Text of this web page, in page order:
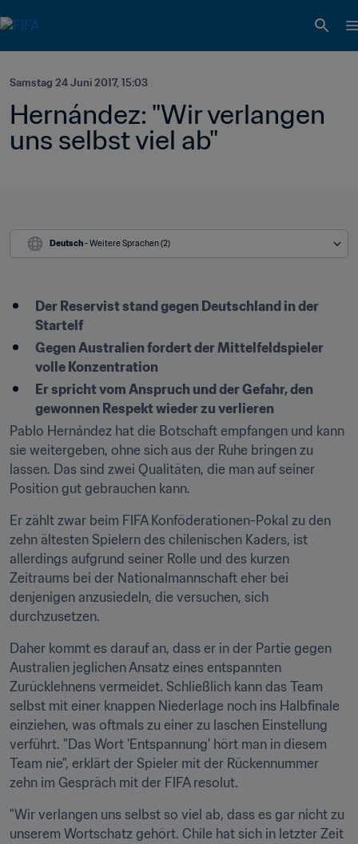
Samstag 24 Juni 2017, 15:03
Hernández: "Wir verlangen
uns selbst viel ab"
Deutsch - Weitere Sprachen (2)
Der Reservist stand gegen Deutschland in der
Startelf
Gegen Australien fordert der Mittelfeldspieler
volle Konzentration
Er spricht vom Anspruch und der Gefahr, den
gewonnen Respekt wieder zu verlieren
Pablo Hernández hat die Botschaft empfangen und kann
sie weitergeben, ohne sich aus der Ruhe bringen zu
lassen. Das sind zwei Qualitäten, die man auf seiner
Position gut gebrauchen kann.
Er zählt zwar beim FIFA Konföderationen-Pokal zu den
zehn ältesten Spielern des chilenischen Kaders, ist
allerdings aufgrund seiner Rolle und des kurzen
Zeitraums bei der Nationalmannschaft eher bei
denjenigen anzusiedeln, die versuchen, sich
durchzusetzen.
Daher kommt es darauf an, dass er in der Partie gegen
Australien jeglichen Ansatz eines entspannten
Zurücklehnens vermeidet. Schließlich kann das Team
selbst mit einer knappen Niederlage noch ins Halbfinale
einziehen, was oftmals zu einer zu laschen Einstellung
verführt. "Das Wort 'Entspannung' hört man in diesem
Team nie", erklärt der Spieler mit der Rückennummer
zehn im Gespräch mit der FIFA resolut.
"Wir verlangen uns selbst so viel ab, dass es gar nicht zu
unserem Wortschatz gehört. Chile hat sich in letzter Zeit